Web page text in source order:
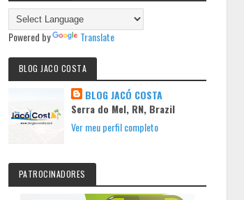
Powered by Translate
BLOG JACO COSTA
BLOG JACÓ COSTA
Serra do Mel, RN, Brazil
Ver meu perfil completo
PATROCINADORES